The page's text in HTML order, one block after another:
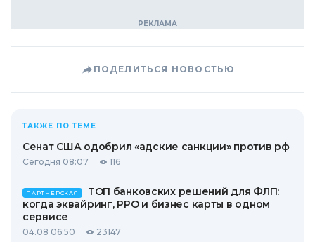
ПОДЕЛИТЬСЯ НОВОСТЬЮ
ТАКЖЕ ПО ТЕМЕ
Сенат США одобрил «адские санкции» против рф
Сегодня 08:07 116
ПАРТНЕРСКАЯ
ТОП банковских решений для ФЛП:
когда эквайринг, РРО и бизнес карты в одном
сервисе
04.08 06:50 23147